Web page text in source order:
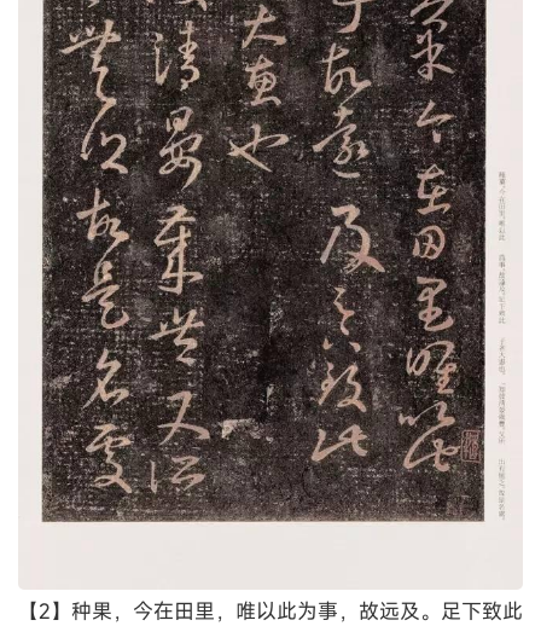
【2】种果，今在田里，唯以此为事，故远及。足下致此